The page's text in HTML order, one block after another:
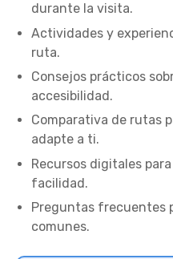
durante la visita.
Actividades y
ruta.
Consejos prácticos
accesibilidad.
Comparativa de rutas
adapte a ti.
Recursos digitales
facilidad.
Preguntas frecuentes
comunes.